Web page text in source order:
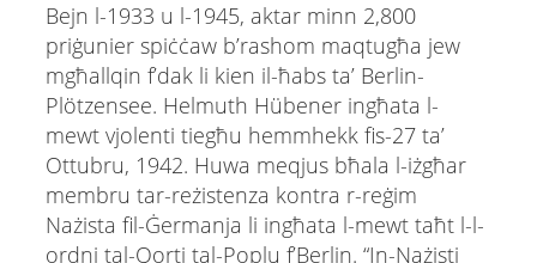
Bejn l-1933 u l-1945, aktar minn 2,800
priġunier spiċċaw b’rashom maqtugħa jew
mgħallqin f’dak li kien il-ħabs ta’ Berlin-
Plötzensee. Helmuth Hübener ingħata l-
mewt vjolenti tiegħu hemmhekk fis-27 ta’
Ottubru, 1942. Huwa meqjus bħala l-iżgħar
membru tar-reżistenza kontra r-reġim
Nażista fil-Ġermanja li ingħata l-mewt taħt l-l-
ordni tal-Qorti tal-Poplu f’Berlin. “In-Nażisti